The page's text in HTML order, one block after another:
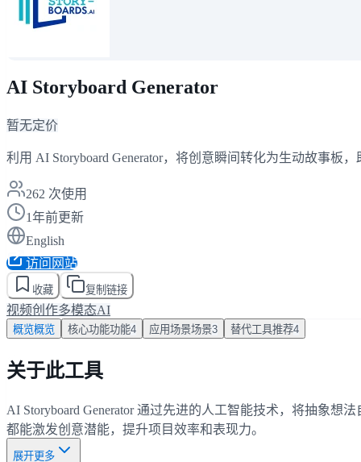
AI Storyboard Generator
暂无定价
利用 AI Storyboard Generator，将创意瞬间转化为生动故事板
262 次使用
1年前更新
English
访问网站
收藏 复制链接
视频创作多模态AI
概览概览 核心功能功能4 应用场景场景3 替代工具推荐4
关于此工具
AI Storyboard Generator 通过先进的人工智能技术，将抽象
都能激发创意潜能，提升项目效率和表现力。
展开更多